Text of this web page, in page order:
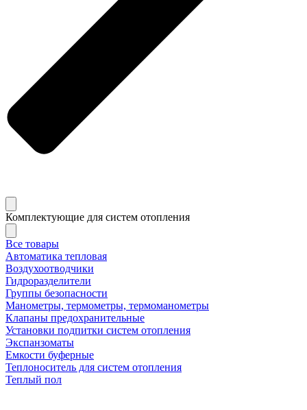
Комплектующие для систем отопления
Все товары
Автоматика тепловая
Воздухоотводчики
Гидроразделители
Группы безопасности
Манометры, термометры, термоманометры
Клапаны предохранительные
Установки подпитки систем отопления
Экспанзоматы
Емкости буферные
Теплоноситель для систем отопления
Теплый пол